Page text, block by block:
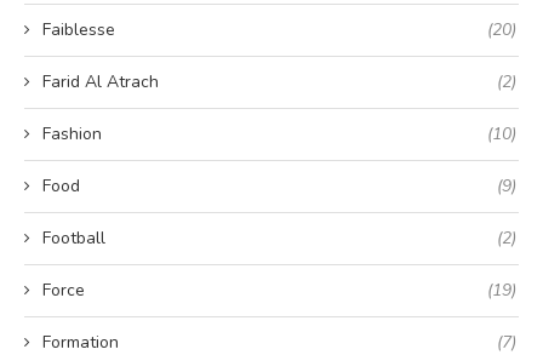
Faiblesse (20)
Farid Al Atrach (2)
Fashion (10)
Food (9)
Football (2)
Force (19)
Formation (7)